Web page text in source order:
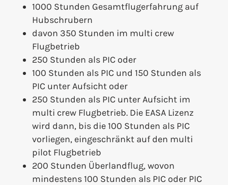
1000 Stunden Gesamtflugerfahrung auf
Hubschrubern
davon 350 Stunden im multi crew
Flugbetrieb
250 Stunden als PIC oder
100 Stunden als PIC und 150 Stunden als
PIC unter Aufsicht oder
250 Stunden als PIC unter Aufsicht im
multi crew Flugbetrieb. Die EASA Lizenz
wird dann, bis die 100 Stunden als PIC
vorliegen, eingeschränkt auf den multi
pilot Flugbetrieb
200 Stunden Überlandflug, wovon
mindestens 100 Stunden als PIC oder PIC